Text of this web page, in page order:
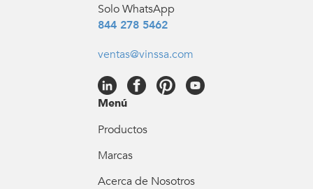
Solo WhatsApp
844 278 5462
ventas@vinssa.com
Menú
Productos
Marcas
Acerca de Nosotros